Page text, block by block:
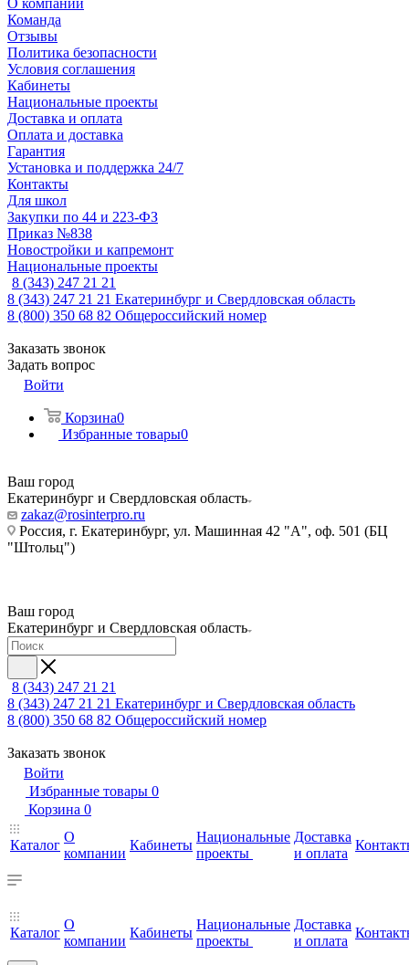
О компании
Команда
Отзывы
Политика безопасности
Условия соглашения
Кабинеты
Национальные проекты
Доставка и оплата
Оплата и доставка
Гарантия
Установка и поддержка 24/7
Контакты
Для школ
Закупки по 44 и 223-ФЗ
Приказ №838
Новостройки и капремонт
Национальные проекты
8 (343) 247 21 21
8 (343) 247 21 21 Екатеринбург и Свердловская область
8 (800) 350 68 82 Общероссийский номер
Заказать звонок
Задать вопрос
Войти
Корзина0
Избранные товары0
Ваш город
Екатеринбург и Свердловская область
zakaz@rosinterpro.ru
Россия, г. Екатеринбург, ул. Машинная 42 "А", оф. 501 (БЦ
"Штольц")
Ваш город
Екатеринбург и Свердловская область
8 (343) 247 21 21
8 (343) 247 21 21 Екатеринбург и Свердловская область
8 (800) 350 68 82 Общероссийский номер
Заказать звонок
Войти
Избранные товары 0
Корзина 0
Каталог
О
компании
Кабинеты
Национальные
проекты
Доставка
и оплата
Каталог
О
компании
Кабинеты
Национальные
проекты
Доставка
и оплата